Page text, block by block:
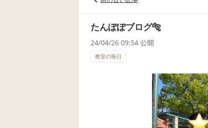
たんぽぽブログ🐅
24/04/26 09:54 公開
教室の毎日